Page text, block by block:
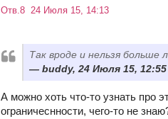
Отв.8 24 Июля 15, 14:13
Так вроде и нельзя больше
buddy, 24 Июля 15, 12:55
А можно хоть что-то узнать про
ограничеснности, чего-то не